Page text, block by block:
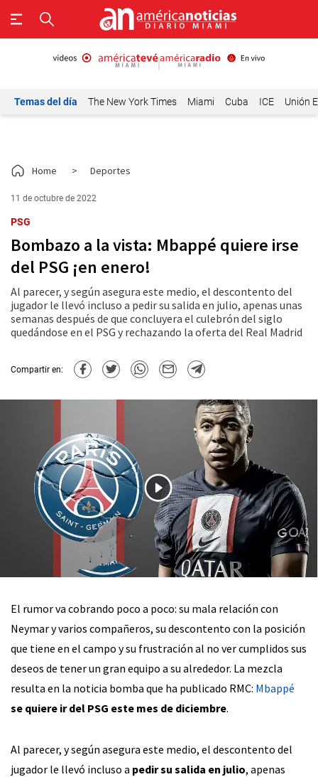
Temas del día The New York Times Miami Cuba ICE Unión
Home > Deportes
11 de octubre de 2022
PSG
Bombazo a la vista: Mbappé quiere irse
del PSG ¡en enero!
Al parecer, y según asegura este medio, el descontento del
jugador le llevó incluso a pedir su salida en julio, apenas unas
semanas después de que concluyera el culebrón del siglo
quedándose en el PSG y rechazando la oferta del Real Madrid
Compartir en:
El rumor va cobrando poco a poco: su mala relación con
Neymar y varios compañeros, su descontento con la posición
que tiene en el campo y su frustración al no ver cumplidos sus
deseos de tener un gran equipo a su alrededor. La mezcla
resulta en la noticia bomba que ha publicado RMC: Mbappé
se quiere ir del PSG este mes de diciembre.
Al parecer, y según asegura este medio, el descontento del
jugador le llevó incluso a pedir su salida en julio, apenas